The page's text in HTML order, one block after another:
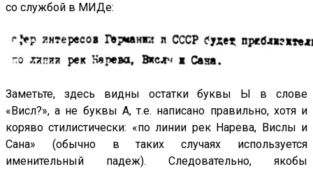
со службой в МИДе:
Заметьте, здесь видны остатки буквы Ы в слове
«Висл?», а не буквы А, т.е. написано правильно, хотя и
коряво стилистически: «по линии рек Нарева, Вислы и
Сана» (обычно в таких случаях используется
именительный падеж). Следовательно, якобы